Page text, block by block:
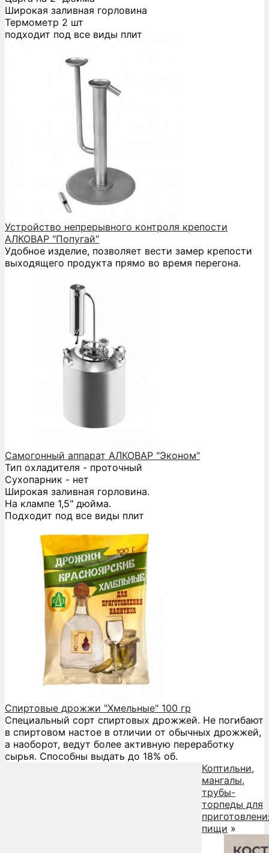
Широкая заливная горловина
Термометр 2 шт
подходит под все виды плит
Устройство непрерывного контроля крепости
АЛКОВАР "Попугай"
Удобное изделие, позволяет вести замер крепости
выходящего продукта прямо во время перегона.
Самогонный аппарат АЛКОВАР "Эконом"
Тип охладителя - проточный
Сухопарник - нет
Широкая заливная горловина.
На клампе 1,5" дюйма.
Подходит под все виды плит
Спиртовые дрожжи "Хмельные" 100 гр
Специальный сорт спиртовых дрожжей. Не погибают
в спиртовом настое в отличии от обычных дрожжей,
а наоборот, ведут более активную переработку
сырья. Способны выдать до 18% об.
Коптильни,
мангалы,
трубы-
торпеды для
пищи »